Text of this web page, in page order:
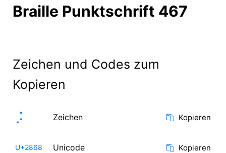
Braille Punktschrift 467
Zeichen und Codes zum
Kopieren
⡨ Zeichen Kopieren
U+2868 Unicode Kopieren